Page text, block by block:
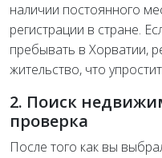
наличии постоянного
регистрации в стране.
пребывать в Хорватии,
жительство, что
2. Поиск
проверка
После того как вы